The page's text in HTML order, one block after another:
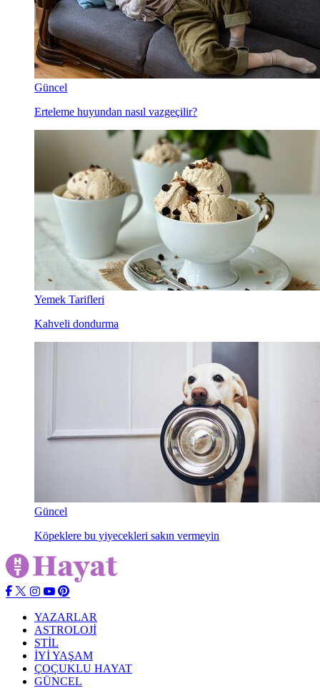
Güncel
Erteleme huyundan nasıl vazgeçilir?
Yemek Tarifleri
Kahveli dondurma
Güncel
Köpeklere bu yiyecekleri sakın vermeyin
YAZARLAR
ASTROLOJİ
STİL
İYİ YAŞAM
ÇOÇUKLU HAYAT
GÜNCEL